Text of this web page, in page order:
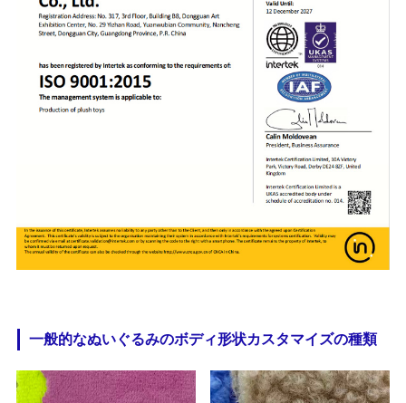
一般的なぬいぐるみのボディ形状カスタマイズの種類